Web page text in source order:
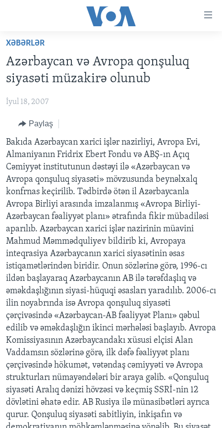
Skip
main
content
Skip
to
Navigation
Skip
Search
ANA SƏHİFƏ
PROQRAMLAR
DÜNYAYA BAXIŞ
FAKTLAR NƏ DEYIR?
AZƏRBAYCAN
DÜNYA
UKRAYNA BÖHRANI
İSRAIL-HƏMAS MÜNAQIŞƏSI
ABŞ
ABŞ SEÇKILƏRI 2024
İRAN AZƏRBAYCANI
VIDEOLAR
MEDIA AZADLIĞI
BAŞ MƏQALƏ
LEARNING ENGLISH
BIZI IZLƏYIN
Dillər
XƏBƏRLƏR
Azərbaycan və Avropa qonşuluq
siyasəti müzakirə olunub
İyul 18, 2007
Paylaş
Bakıda Azərbaycan xarici işlər nazirliyi, Avropa Evi,
Almaniyanın Fridrix Ebert Fondu və ABŞ-ın Açıq
Cəmiyyət institutunun dəstəyi ilə «Azərbaycan və
Avropa qonşuluq siyasəti» mövzusunda beynəlxalq
konfrnas keçirilib. Tədbirdə ötən il Azərbaycanla
Avropa Birliyi arasında imzalanmış «Avropa Birliyi-
Azərbaycan fəaliyyət planı» ətrafında fikir mübadiləsi
aparılıb. Azərbaycan xarici işlər nazirinin müavini
Mahmud Məmmədquliyev bildirib ki, Avropaya
inteqrasiya Azərbaycanın xarici siyasətinin əsas
istiqamətlərindən biridir. Onun sözlərinə görə, 1996-cı
ildən başlayaraq Azərbaycanın AB ilə tərəfdaşlıq və
əməkdaşlığının siyasi-hüquqi əsasları yaradılıb. 2006-cı
ilin noyabrında isə Avropa qonşuluq siyasəti
çərçivəsində «Azərbaycan-AB fəaliyyət Planı» qəbul
edilib və əməkdaşlığın ikinci mərhələsi başlayıb. Avropa
Komissiyasının Azərbaycandakı xüsusi elçisi Alan
Vaddamsın sözlərinə görə, ilk dəfə fəaliyyət planı
çərçivəsində hökumət, vətəndaş cəmiyyəti və Avropa
strukturları nümayəndələri bir araya gəlib. «Qonşuluq
siyasəti Aralıq dənizi hövzəsi və keçmiş SSRİ-nin 12
dövlətini əhatə edir. AB Rusiya ilə münasibətləri ayrıca
qurur. Qonşuluq siyasəti sabitliyin, inkişafın və